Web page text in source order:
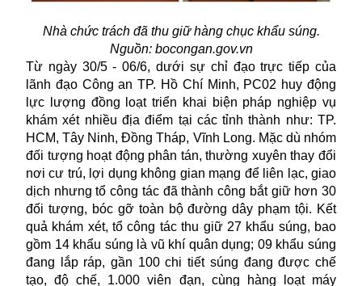
Nhà chức trách đã thu giữ hàng chục khẩu súng.
Nguồn: bocongan.gov.vn
Từ ngày 30/5 - 06/6, dưới sự chỉ đạo trực tiếp của
lãnh đạo Công an TP. Hồ Chí Minh, PC02 huy động
lực lượng đồng loạt triển khai biện pháp nghiệp vụ
khám xét nhiều địa điểm tại các tỉnh thành như: TP.
HCM, Tây Ninh, Đồng Tháp, Vĩnh Long. Mặc dù nhóm
đối tượng hoạt động phân tán, thường xuyên thay đổi
nơi cư trú, lợi dụng không gian mạng để liên lạc, giao
dịch nhưng tổ công tác đã thành công bắt giữ hơn 30
đối tượng, bóc gỡ toàn bộ đường dây phạm tội. Kết
quả khám xét, tổ công tác thu giữ 27 khẩu súng, bao
gồm 14 khẩu súng là vũ khí quân dụng; 09 khẩu súng
đang lắp ráp, gần 100 chi tiết súng đang được chế
tạo, độ chế, 1.000 viên đạn, cùng hàng loạt máy